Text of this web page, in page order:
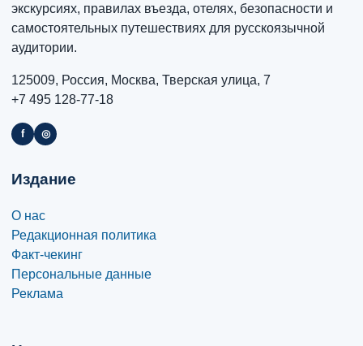
экскурсиях, правилах въезда, отелях, безопасности и
самостоятельных путешествиях для русскоязычной
аудитории.
125009, Россия, Москва, Тверская улица, 7
+7 495 128-77-18
f ◎
Издание
О нас
Редакционная политика
Факт-чекинг
Персональные данные
Реклама